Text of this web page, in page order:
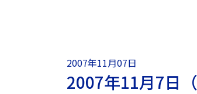
2007年11月07日
2007年11月7日